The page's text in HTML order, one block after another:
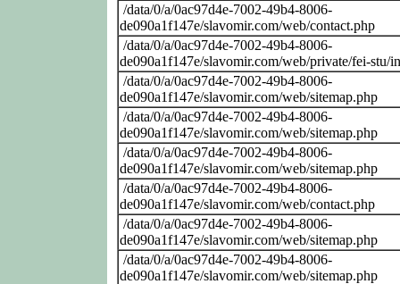
/data/0/a/0ac97d4e-7002-49b4-8006-
de090a1f147e/slavomir.com/web/contact.php
/data/0/a/0ac97d4e-7002-49b4-8006-
de090a1f147e/slavomir.com/web/private/fei-stu/
/data/0/a/0ac97d4e-7002-49b4-8006-
de090a1f147e/slavomir.com/web/sitemap.php
/data/0/a/0ac97d4e-7002-49b4-8006-
de090a1f147e/slavomir.com/web/sitemap.php
/data/0/a/0ac97d4e-7002-49b4-8006-
de090a1f147e/slavomir.com/web/sitemap.php
/data/0/a/0ac97d4e-7002-49b4-8006-
de090a1f147e/slavomir.com/web/contact.php
/data/0/a/0ac97d4e-7002-49b4-8006-
de090a1f147e/slavomir.com/web/sitemap.php
/data/0/a/0ac97d4e-7002-49b4-8006-
de090a1f147e/slavomir.com/web/sitemap.php